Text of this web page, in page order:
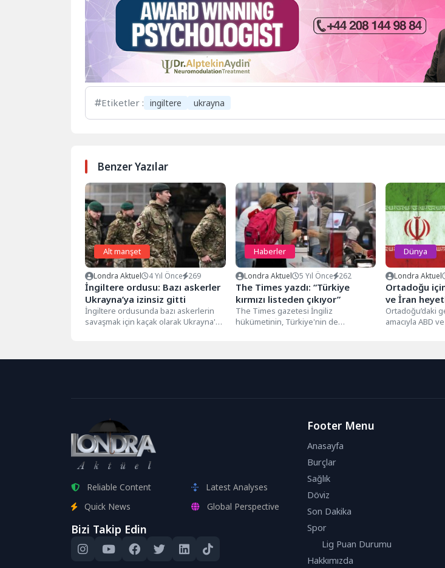
Etiketler : ingiltere ukrayna
Benzer Yazılar
Alt manşet
Londra Aktuel 4 Yıl Önce 269
İngiltere ordusu: Bazı askerler
Ukrayna’ya izinsiz gitti
İngiltere ordusunda bazı askerlerin
savaşmak için kaçak olarak Ukrayna'ya
Haberler
Londra Aktuel 5 Yıl Önce 262
The Times yazdı: “Türkiye
kırmızı listeden çıkıyor”
The Times gazetesi İngiliz
hükümetinin, Türkiye'nin de
Dünya
Londra Aktuel
Ortadoğu
ve İran
masaya
Ortadoğu’daki
amacıyla ABD
Reliable Content
Latest Analyses
Quick News
Global Perspective
Bizi Takip Edin
Footer Menu
Anasayfa
Burçlar
Sağlık
Döviz
Son Dakika
Spor
Lig Puan Durumu
Hakkımızda